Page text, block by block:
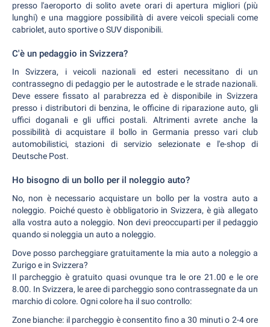
presso l'aeroporto di solito avete orari di apertura migliori (più
lunghi) e una maggiore possibilità di avere veicoli speciali come
cabriolet, auto sportive o SUV disponibili.
C'è un pedaggio in Svizzera?
In Svizzera, i veicoli nazionali ed esteri necessitano di un
contrassegno di pedaggio per le autostrade e le strade nazionali.
Deve essere fissato al parabrezza ed è disponibile in Svizzera
presso i distributori di benzina, le officine di riparazione auto, gli
uffici doganali e gli uffici postali. Altrimenti avrete anche la
possibilità di acquistare il bollo in Germania presso vari club
automobilistici, stazioni di servizio selezionate e l'e-shop di
Deutsche Post.
Ho bisogno di un bollo per il noleggio auto?
No, non è necessario acquistare un bollo per la vostra auto a
noleggio. Poiché questo è obbligatorio in Svizzera, è già allegato
alla vostra auto a noleggio. Non devi preoccuparti per il pedaggio
quando si noleggia un auto a noleggio.
Dove posso parcheggiare gratuitamente la mia auto a noleggio a
Zurigo e in Svizzera?
Il parcheggio è gratuito quasi ovunque tra le ore 21.00 e le ore
8.00. In Svizzera, le aree di parcheggio sono contrassegnate da un
marchio di colore. Ogni colore ha il suo controllo:
Zone bianche: il parcheggio è consentito fino a 30 minuti o 2-4 ore